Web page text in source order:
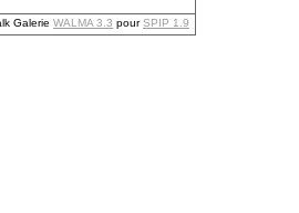
Galerie WALMA 3.3 pourSPIP 1.9